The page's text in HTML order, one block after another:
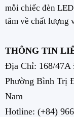
mỗi chiếc đèn
tâm về chất lượng
THÔNG TIN
Địa Chỉ: 168/47A
Phường Bình Trị
Nam
Hotline: (+84)